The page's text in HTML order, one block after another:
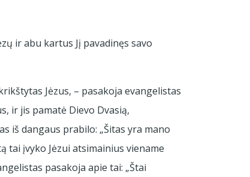
ir abu kartus Jį pavadinęs savo
Jėzus, – pasakoja evangelistas
ir jis pamatė Dievo Dvasią,
iš dangaus prabilo: „Šitas yra mano
tai įvyko Jėzui atsimainius viename
pasakoja apie tai: „Štai